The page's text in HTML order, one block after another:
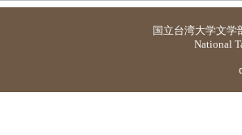
国立台湾大学文学
National